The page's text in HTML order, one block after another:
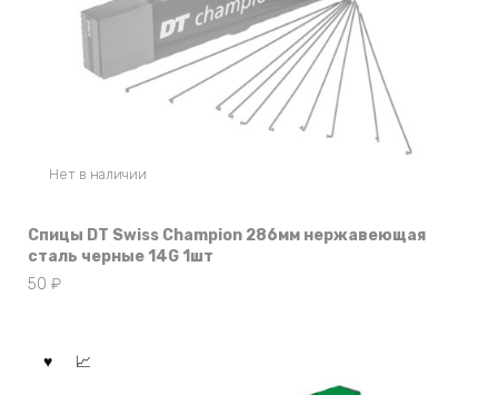
Нет в наличии
Спицы DT Swiss Champion 286мм нержавеющая
сталь черные 14G 1шт
50 ₽